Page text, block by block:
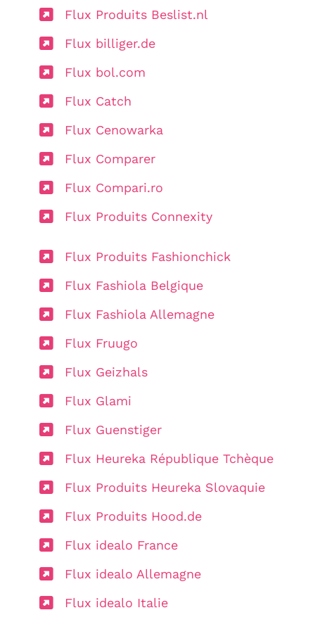
Flux Produits Beslist.nl
Flux billiger.de
Flux bol.com
Flux Catch
Flux Cenowarka
Flux Comparer
Flux Compari.ro
Flux Produits Connexity
Flux Produits Fashionchick
Flux Fashiola Belgique
Flux Fashiola Allemagne
Flux Fruugo
Flux Geizhals
Flux Glami
Flux Guenstiger
Flux Heureka République Tchèque
Flux Produits Heureka Slovaquie
Flux Produits Hood.de
Flux idealo France
Flux idealo Allemagne
Flux idealo Italie